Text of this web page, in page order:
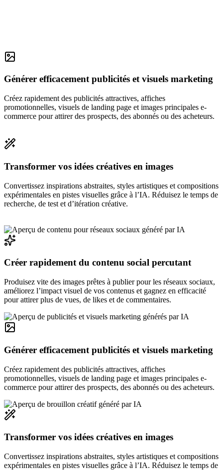
Générer efficacement publicités et visuels marketing
Créez rapidement des publicités attractives, affiches
promotionnelles, visuels de landing page et images principales e-
commerce pour attirer des prospects, des abonnés ou des acheteurs.
Transformer vos idées créatives en images
Convertissez inspirations abstraites, styles artistiques et compositions
expérimentales en pistes visuelles grâce à l’IA. Réduisez le temps de
recherche, de test et d’itération créative.
Créer rapidement du contenu social percutant
Produisez vite des images prêtes à publier pour les réseaux sociaux,
améliorez l’impact visuel de vos contenus et gagnez en efficacité
pour attirer plus de vues, de likes et de commentaires.
Générer efficacement publicités et visuels marketing
Créez rapidement des publicités attractives, affiches
promotionnelles, visuels de landing page et images principales e-
commerce pour attirer des prospects, des abonnés ou des acheteurs.
Transformer vos idées créatives en images
Convertissez inspirations abstraites, styles artistiques et compositions
expérimentales en pistes visuelles grâce à l’IA. Réduisez le temps de